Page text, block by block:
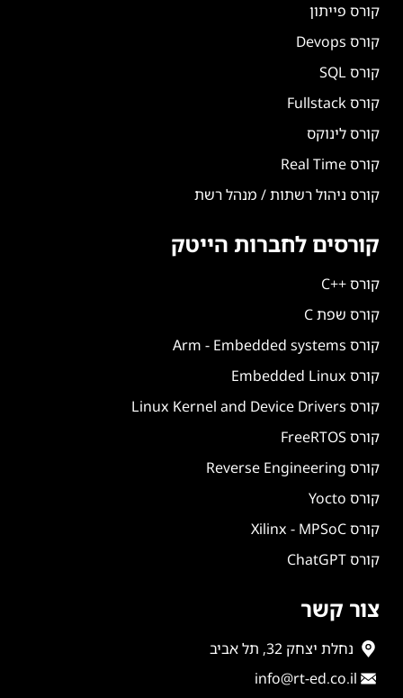
קורס פייתון
קורס Devops
קורס SQL
קורס Fullstack
קורס לינוקס
קורס Real Time
קורס ניהול רשתות / מנהל רשת
קורסים לחברות הייטק
קורס ++C
קורס שפת C
קורס Arm - Embedded systems
קורס Embedded Linux
קורס Linux Kernel and Device Drivers
קורס FreeRTOS
קורס Reverse Engineering
קורס Yocto
קורס Xilinx - MPSoC
קורס ChatGPT
צור קשר
נחלת יצחק 32, תל אביב
info@rt-ed.co.il